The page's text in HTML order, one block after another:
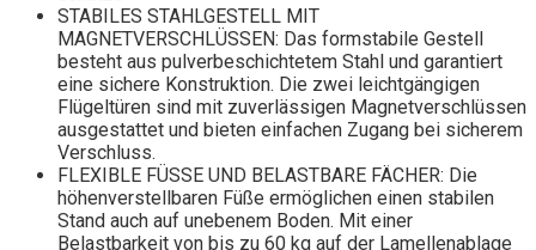
STABILES STAHLGESTELL MIT
MAGNETVERSCHLÜSSEN: Das formstabile Gestell
besteht aus pulverbeschichtetem Stahl und garantiert
eine sichere Konstruktion. Die zwei leichtgängigen
Flügeltüren sind mit zuverlässigen Magnetverschlüssen
ausgestattet und bieten einfachen Zugang bei sicherem
Verschluss.
FLEXIBLE FÜSSE UND BELASTBARE FÄCHER: Die
höhenverstellbaren Füße ermöglichen einen stabilen
Stand auch auf unebenem Boden. Mit einer
Belastbarkeit von bis zu 60 kg auf der Lamellenablage